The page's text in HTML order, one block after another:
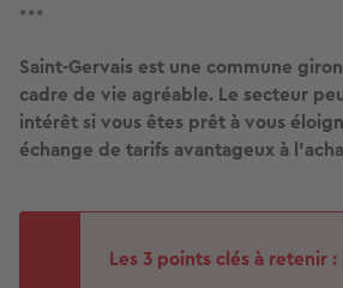
***
Saint-Gervais est une commune
cadre de vie agréable. Le secteur
intérêt si vous êtes prêt à vous
échange de tarifs avantageux à
Les 3 points clés à retenir :